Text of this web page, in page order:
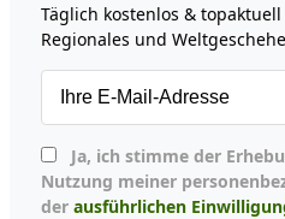
Täglich kostenlos &
Regionales und
Nutzung meiner
der ausführlichen